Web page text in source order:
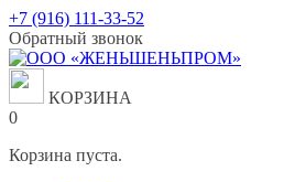
Перейти
к
содержанию
+7 (916) 111-33-52
Обратный звонок
КОРЗИНА
0
Корзина пуста.